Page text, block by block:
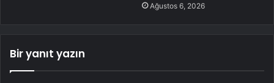
Ağustos 6, 2026
Bir yanıt yazın